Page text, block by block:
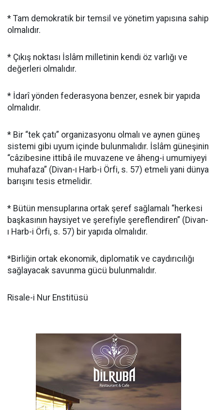
* Tam demokratik bir temsil ve yönetim yapısına sahip
olmalıdır.
* Çıkış noktası İslâm milletinin kendi öz varlığı ve
değerleri olmalıdır.
* İdarî yönden federasyona benzer, esnek bir yapıda
olmalıdır.
* Bir “tek çatı” organizasyonu olmalı ve aynen güneş
sistemi gibi uyum içinde bulunmalıdır. İslâm güneşinin
“câzibesine ittibâ ile muvazene ve âheng-i umumiyeyi
muhafaza” (Divan-ı Harb-i Örfi, s. 57) etmeli yani dünya
barışını tesis etmelidir.
* Bütün mensuplarına ortak şeref sağlamalı “herkesi
başkasının haysiyet ve şerefiyle şereflendiren” (Divan-
ı Harb-i Örfi, s. 57) bir yapıda olmalıdır.
*Birliğin ortak ekonomik, diplomatik ve caydırıcılığı
sağlayacak savunma gücü bulunmalıdır.
Risale-i Nur Enstitüsü